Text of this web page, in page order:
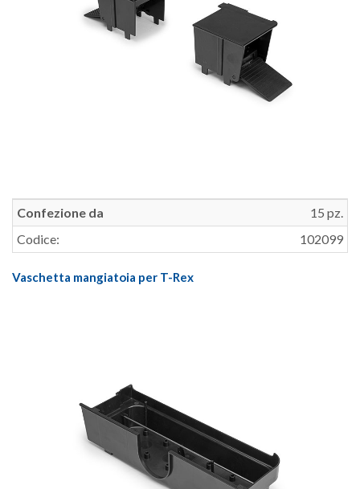
Confezione da
15 pz.
Codice:
102099
Vaschetta mangiatoia per T-Rex